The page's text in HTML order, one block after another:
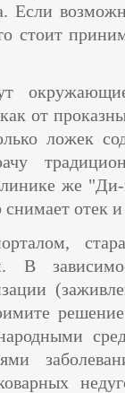
Если
стоит
от
ложек
же
отек
В